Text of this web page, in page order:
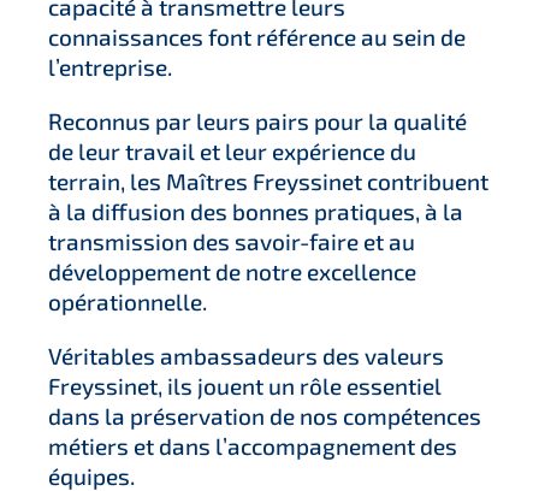
capacité à transmettre leurs
connaissances font référence au sein de
l’entreprise.
Reconnus par leurs pairs pour la qualité
de leur travail et leur expérience du
terrain, les Maîtres Freyssinet contribuent
à la diffusion des bonnes pratiques, à la
transmission des savoir-faire et au
développement de notre excellence
opérationnelle.
Véritables ambassadeurs des valeurs
Freyssinet, ils jouent un rôle essentiel
dans la préservation de nos compétences
métiers et dans l’accompagnement des
équipes.